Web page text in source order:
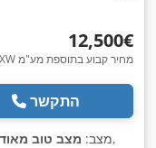
‏12,500 ‏€
EXW מחיר קבוע בתוספת מע"מ
התקשר
מצב: מצב טוב ,